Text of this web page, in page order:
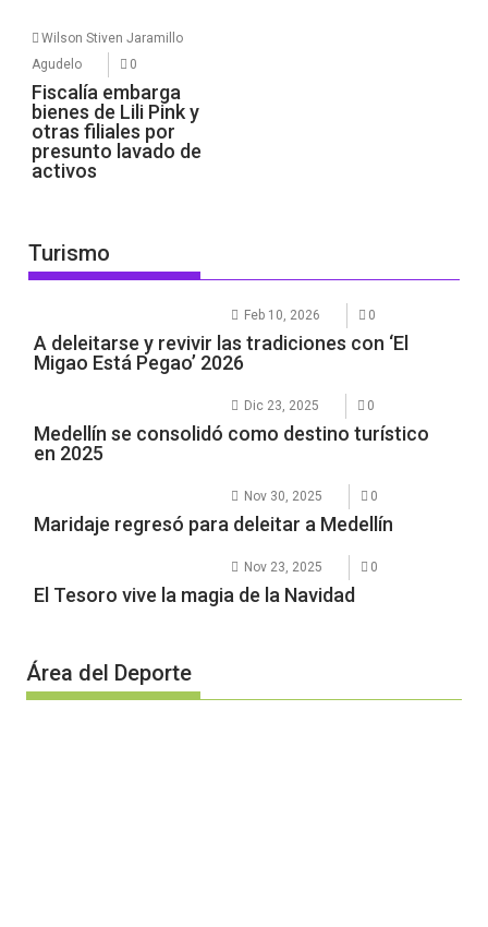
Wilson Stiven Jaramillo
Agudelo
0
Fiscalía embarga
bienes de Lili Pink y
otras filiales por
presunto lavado de
activos
Turismo
Feb 10, 2026 0
A deleitarse y revivir las tradiciones con ‘El
Migao Está Pegao’ 2026
Dic 23, 2025 0
Medellín se consolidó como destino turístico
en 2025
Nov 30, 2025 0
Maridaje regresó para deleitar a Medellín
Nov 23, 2025 0
El Tesoro vive la magia de la Navidad
Área del Deporte